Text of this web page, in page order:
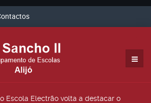
Escola Electrão volta a destacar o